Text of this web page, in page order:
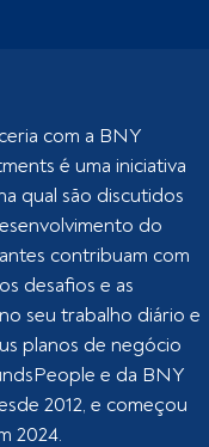
com a BNY
é uma iniciativa
qual são discutidos
do
contribuam com
desafios e as
seu trabalho diário e
planos de negócio
e da BNY
2012, e começou
2024.